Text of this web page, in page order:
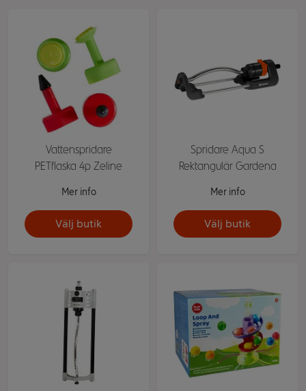
Vattenspridare
PETflaska 4p Zeline
Mer info
Välj butik
Spridare Aqua S
Rektangulär Gardena
Mer info
Välj butik